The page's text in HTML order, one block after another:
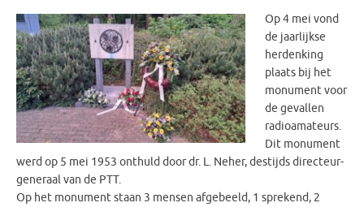
Op 4 mei vond
de jaarlijkse
herdenking
plaats bij het
monument voor
de gevallen
radioamateurs.
Dit monument
werd op 5 mei 1953 onthuld door dr. L. Neher, destijds directeur-
generaal van de PTT.
Op het monument staan 3 mensen afgebeeld, 1 sprekend, 2